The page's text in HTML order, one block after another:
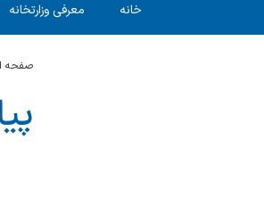
خانه معرفی وزارتخانه
صفحه